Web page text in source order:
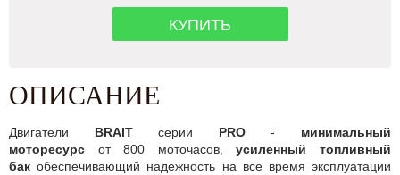
КУПИТЬ
ОПИСАНИЕ
Двигатели BRAITсерии PRO- минимальный
моторесурс от 800 моточасов,усиленный топливный
бак обеспечивающий надежность на все время эксплуатации